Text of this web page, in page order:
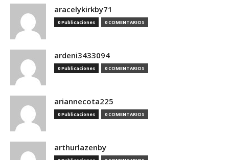
aracelykirkby71
0 Publicaciones 0 COMENTARIOS
ardeni3433094
0 Publicaciones 0 COMENTARIOS
ariannecota225
0 Publicaciones 0 COMENTARIOS
arthurlazenby